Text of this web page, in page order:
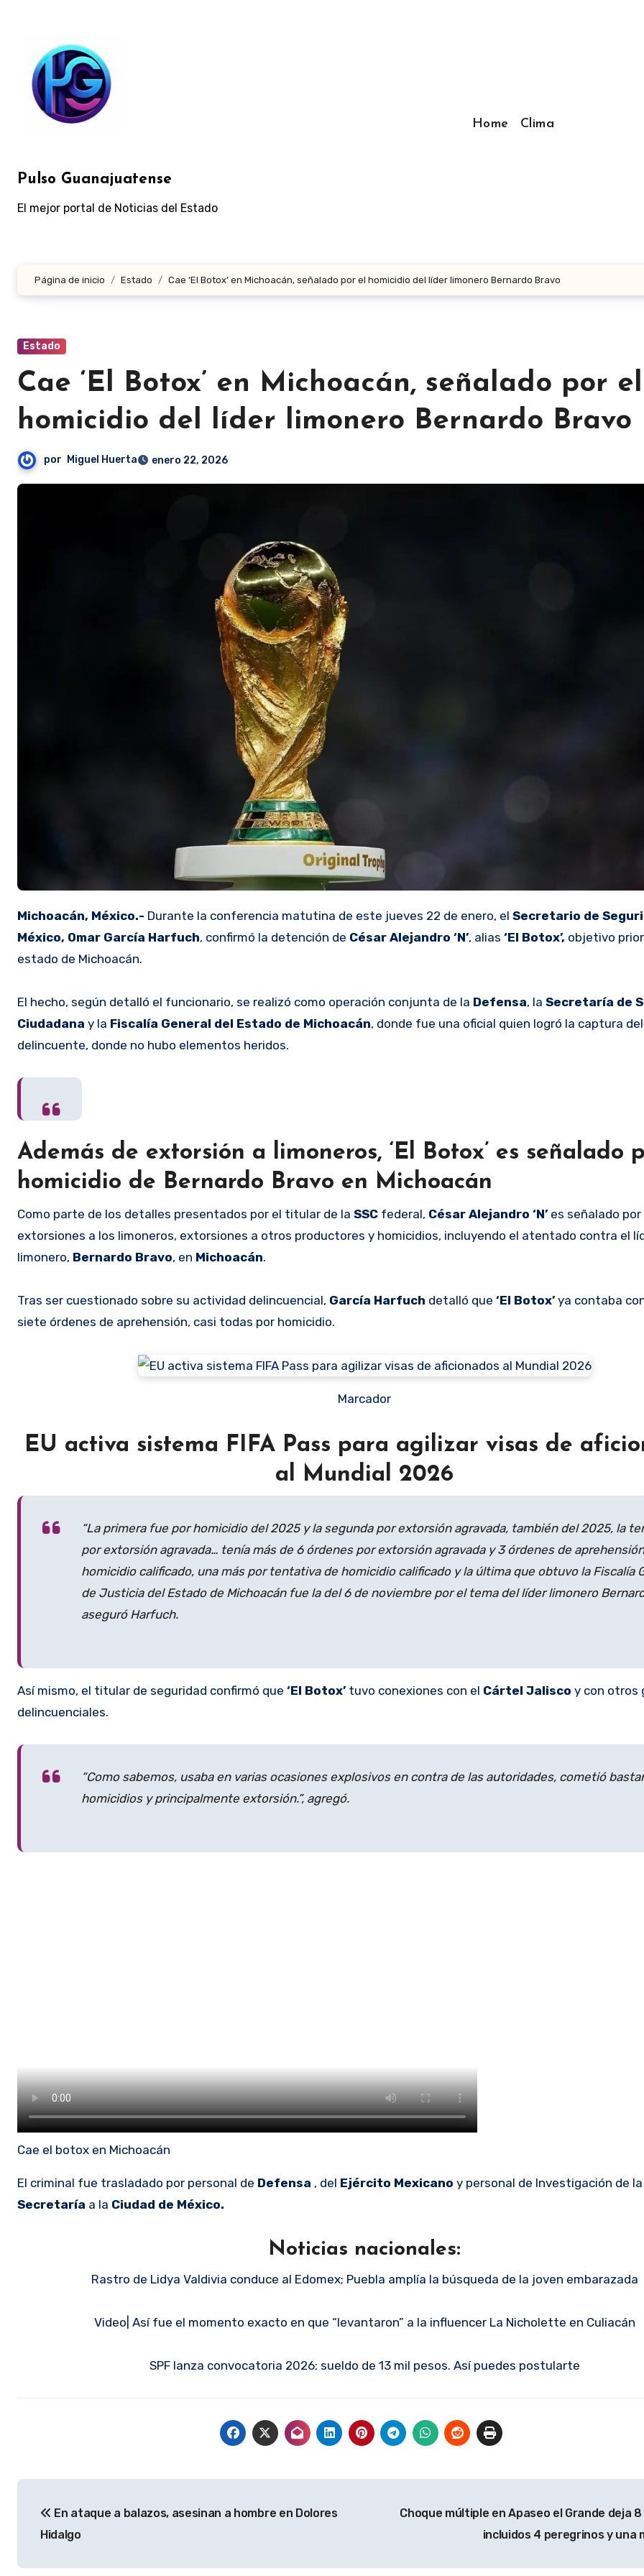
contenido
Pulso Guanajuatense
El mejor portal de Noticias del Estado
Home Clima
Página de inicio Estado Cae ‘El Botox’ en Michoacán, señalado por el homicidio del líder limonero Bernardo Bravo
Estado
Cae ‘El Botox’ en Michoacán, señalado por el
homicidio del líder limonero Bernardo Bravo
por Miguel Huerta enero 22, 2026
Michoacán, México.- Durante la conferencia matutina de este jueves 22 de enero, el Secretario de
México, Omar García Harfuch, confirmó la detención de César Alejandro ‘N’, alias ‘El Botox’, objetivo
estado de Michoacán.
El hecho, según detalló el funcionario, se realizó como operación conjunta de la Defensa, la Secretaría de
Ciudadana y la Fiscalía General del Estado de Michoacán, donde fue una oficial quien logró la captura del
delincuente, donde no hubo elementos heridos.
Además de extorsión a limoneros, ‘El Botox’ es señalado
homicidio de Bernardo Bravo en Michoacán
Como parte de los detalles presentados por el titular de la SSC federal, César Alejandro ‘N’ es señalado por
extorsiones a los limoneros, extorsiones a otros productores y homicidios, incluyendo el atentado contra el
limonero, Bernardo Bravo, en Michoacán.
Tras ser cuestionado sobre su actividad delincuencial, García Harfuch detalló que ‘El Botox’ ya contaba
siete órdenes de aprehensión, casi todas por homicidio.
Marcador
EU activa sistema FIFA Pass para agilizar visas de
al Mundial 2026
“La primera fue por homicidio del 2025 y la segunda por extorsión agravada, también del 2025, la
por extorsión agravada… tenía más de 6 órdenes por extorsión agravada y 3 órdenes de
homicidio calificado, una más por tentativa de homicidio calificado y la última que obtuvo la Fiscalía
de Justicia del Estado de Michoacán fue la del 6 de noviembre por el tema del líder limonero
aseguró Harfuch.
Así mismo, el titular de seguridad confirmó que ‘El Botox’ tuvo conexiones con el Cártel Jalisco y con otros
delincuenciales.
“Como sabemos, usaba en varias ocasiones explosivos en contra de las autoridades, cometió
homicidios y principalmente extorsión.”, agregó.
Cae el botox en Michoacán
El criminal fue trasladado por personal de Defensa , del Ejército Mexicano y personal de Investigación de la
Secretaría a la Ciudad de México.
Noticias nacionales:
Rastro de Lidya Valdivia conduce al Edomex; Puebla amplía la búsqueda de la joven embarazada
Video| Así fue el momento exacto en que “levantaron” a la influencer La Nicholette en Culiacán
SPF lanza convocatoria 2026: sueldo de 13 mil pesos. Así puedes postularte
de
En ataque a balazos, asesinan a hombre en Dolores
Hidalgo
Choque múltiple en Apaseo el Grande deja
incluidos 4 peregrinos y una